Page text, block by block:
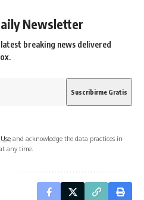
Newsletter
breaking news delivered
and acknowledge the data practices in
any time.